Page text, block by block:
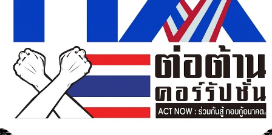
ITA
ติดต่อ
เรา
ช่อง